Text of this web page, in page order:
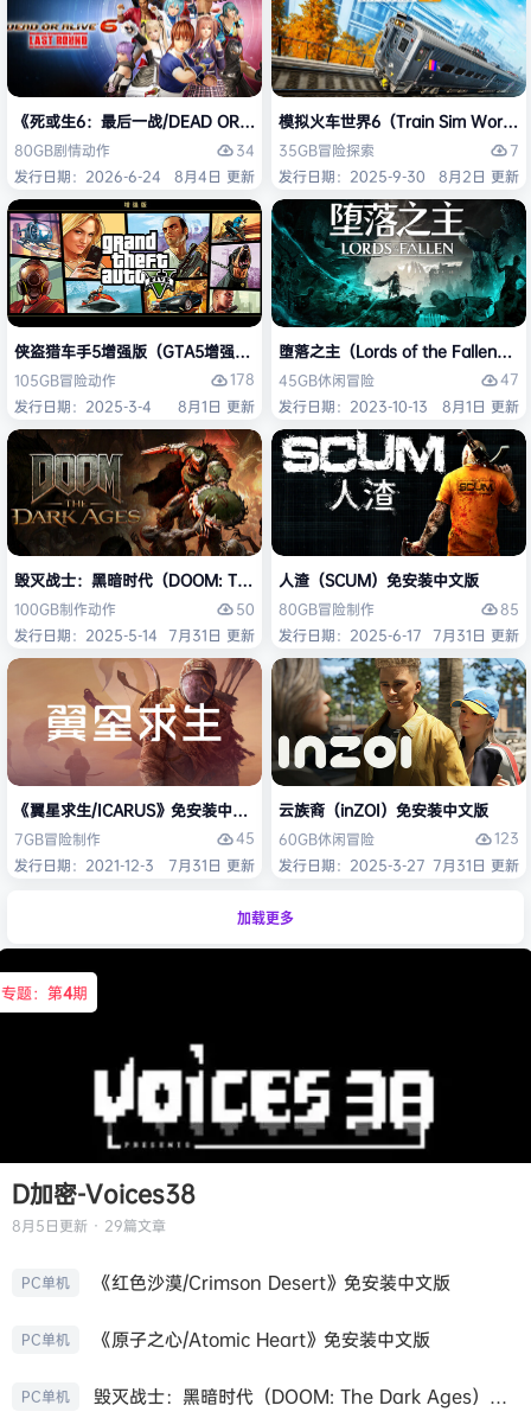
《死或生6：最后一战/DEAD OR ALIVE 6 Last Round》免安装中文版
80GB剧情动作
34
发行日期：2026-6-24
8月4日 更新
模拟火车世界6（Train Sim World
35GB冒险探索
7
发行日期：2025-9-30
8月2日 更新
侠盗猎车手5增强版（GTA5增强版（Grand Theft Auto V Enhanced）免
105GB冒险动作
178
发行日期：2025-3-4
8月1日 更新
堕落之主（Lords of the Fallen）免
45GB休闲冒险
47
发行日期：2023-10-13
8月1日 更新
毁灭战士：黑暗时代（DOOM: The Dark Ages）免安装中文版
100GB制作动作
50
发行日期：2025-5-14 7月31日 更新
人渣（SCUM）免安装中文版
80GB冒险制作
85
发行日期：2025-6-17 7月31日 更新
《翼星求生/ICARUS》免安装中文版
7GB冒险制作
45
发行日期：2021-12-3
7月31日 更新
云族裔（inZOI）免安装中文版
60GB休闲冒险
123
发行日期：2025-3-27 7月31日 更新
加载更多
专题：第4期
D加密-Voices38
8月5日更新 · 29篇文章
PC单机 《红色沙漠/Crimson Desert》免安装中文版
PC单机 《原子之心/Atomic Heart》免安装中文版
PC单机 毁灭战士：黑暗时代（DOOM: The Dark Ages）免安装中文版